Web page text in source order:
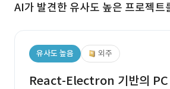
AI가 발견한 유사도 높은 프로젝트
유사도 높음 외주
React-Electron 기반의 PC